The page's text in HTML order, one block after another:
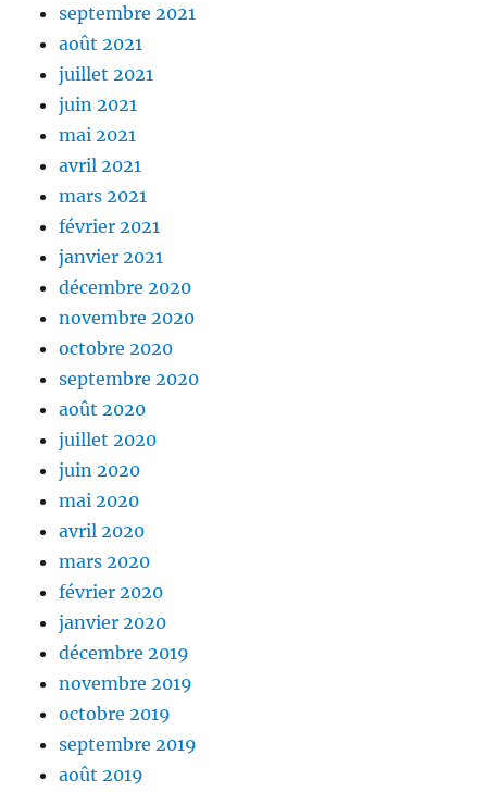
septembre 2021
août 2021
juillet 2021
juin 2021
mai 2021
avril 2021
mars 2021
février 2021
janvier 2021
décembre 2020
novembre 2020
octobre 2020
septembre 2020
août 2020
juillet 2020
juin 2020
mai 2020
avril 2020
mars 2020
février 2020
janvier 2020
décembre 2019
novembre 2019
octobre 2019
septembre 2019
août 2019